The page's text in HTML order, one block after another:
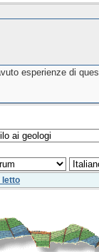
esperienze di
letto